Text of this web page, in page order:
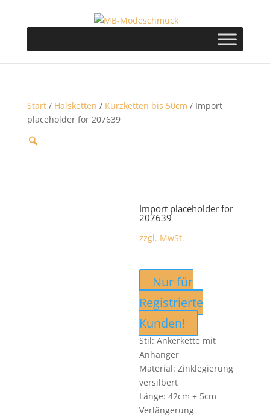
Start/ Halsketten / Kurzketten bis 50cm / Import
placeholder for 207639
Import placeholder for
207639
zzgl. MwSt.
Nur für
Registrierte
Kunden!
Stil: Ankerkette mit
Anhänger
Material: Zinklegierung
versilbert
Länge: 42cm + 5cm
Verlängerung